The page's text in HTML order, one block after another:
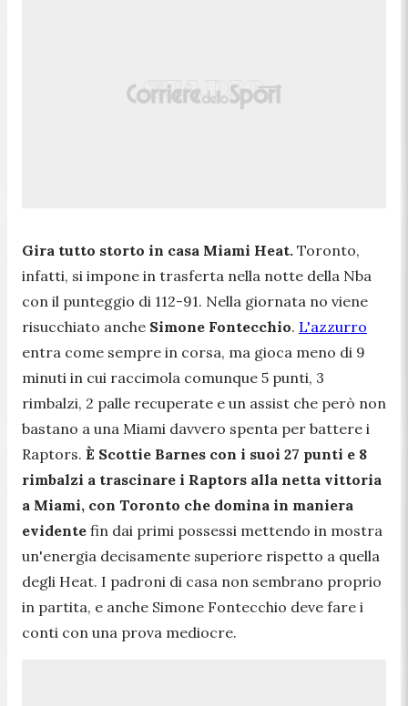
Gira tutto storto in casa Miami Heat. Toronto,
infatti, si impone in trasferta nella notte della Nba
con il punteggio di 112-91. Nella giornata no viene
risucchiato anche Simone Fontecchio. L'azzurro
entra come sempre in corsa, ma gioca meno di 9
minuti in cui raccimola comunque 5 punti, 3
rimbalzi, 2 palle recuperate e un assist che però non
bastano a una Miami davvero spenta per battere i
Raptors. È Scottie Barnes con i suoi 27 punti e 8
rimbalzi a trascinare i Raptors alla netta vittoria
a Miami, con Toronto che domina in maniera
evidente fin dai primi possessi mettendo in mostra
un'energia decisamente superiore rispetto a quella
degli Heat. I padroni di casa non sembrano proprio
in partita, e anche Simone Fontecchio deve fare i
conti con una prova mediocre.